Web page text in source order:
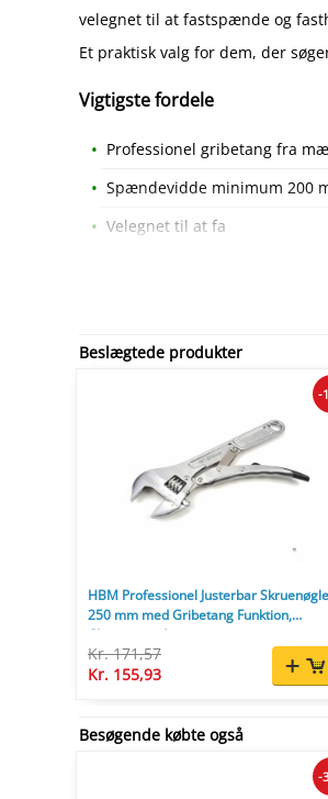
velegnet til at fastspænde og
Et praktisk valg for dem, der
Vigtigste fordele
Professionel gribetang fra
Spændevidde minimum 200
Velegnet til at fa
Beslægtede produkter
HBM Professionel Justerbar Skruenøgle
250 mm med Gribetang Funktion,
Chromvanadium.
Kr. 171,57
Kr. 155,93
-
Besøgende købte også
-